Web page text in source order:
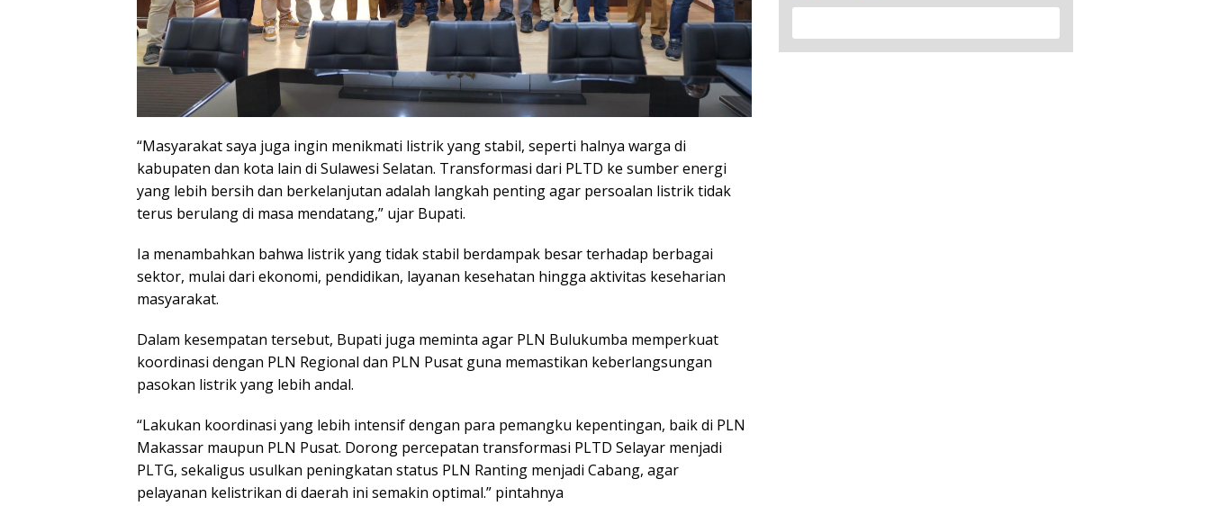
“Masyarakat saya juga ingin menikmati listrik yang stabil, seperti halnya warga di
kabupaten dan kota lain di Sulawesi Selatan. Transformasi dari PLTD ke sumber energi
yang lebih bersih dan berkelanjutan adalah langkah penting agar persoalan listrik tidak
terus berulang di masa mendatang,” ujar Bupati.
Ia menambahkan bahwa listrik yang tidak stabil berdampak besar terhadap berbagai
sektor, mulai dari ekonomi, pendidikan, layanan kesehatan hingga aktivitas keseharian
masyarakat.
Dalam kesempatan tersebut, Bupati juga meminta agar PLN Bulukumba memperkuat
koordinasi dengan PLN Regional dan PLN Pusat guna memastikan keberlangsungan
pasokan listrik yang lebih andal.
“Lakukan koordinasi yang lebih intensif dengan para pemangku kepentingan, baik di PLN
Makassar maupun PLN Pusat. Dorong percepatan transformasi PLTD Selayar menjadi
PLTG, sekaligus usulkan peningkatan status PLN Ranting menjadi Cabang, agar
pelayanan kelistrikan di daerah ini semakin optimal.” pintahnya